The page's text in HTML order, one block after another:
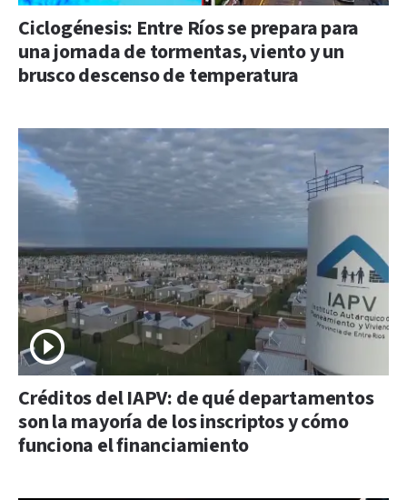
Ciclogénesis: Entre Ríos se prepara para
una jornada de tormentas, viento y un
brusco descenso de temperatura
Créditos del IAPV: de qué departamentos
son la mayoría de los inscriptos y cómo
funciona el financiamiento